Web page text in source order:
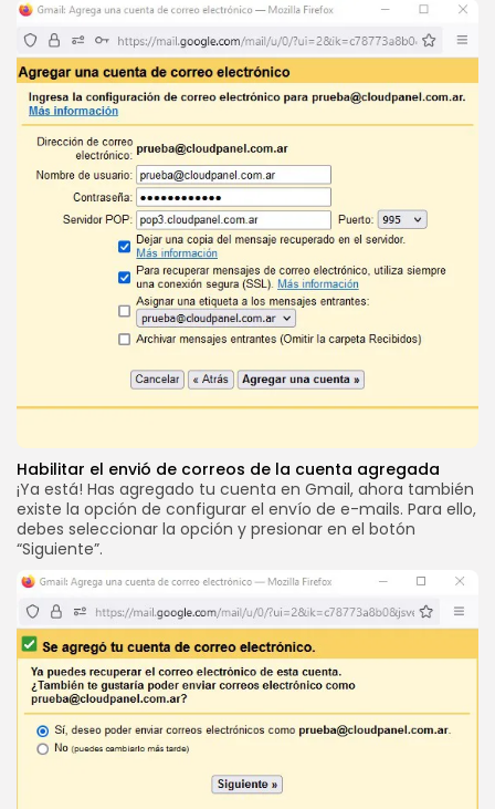
Habilitar el envió de correos de la cuenta agregada
¡Ya está! Has agregado tu cuenta en Gmail, ahora también
existe la opción de configurar el envío de e-mails. Para ello,
debes seleccionar la opción y presionar en el botón
“Siguiente”.